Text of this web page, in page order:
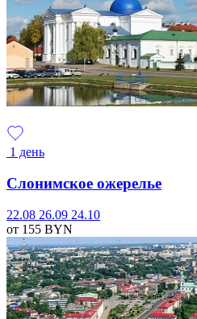
1 день
Слонимское ожерелье
22.08 26.09 24.10
от 155 BYN